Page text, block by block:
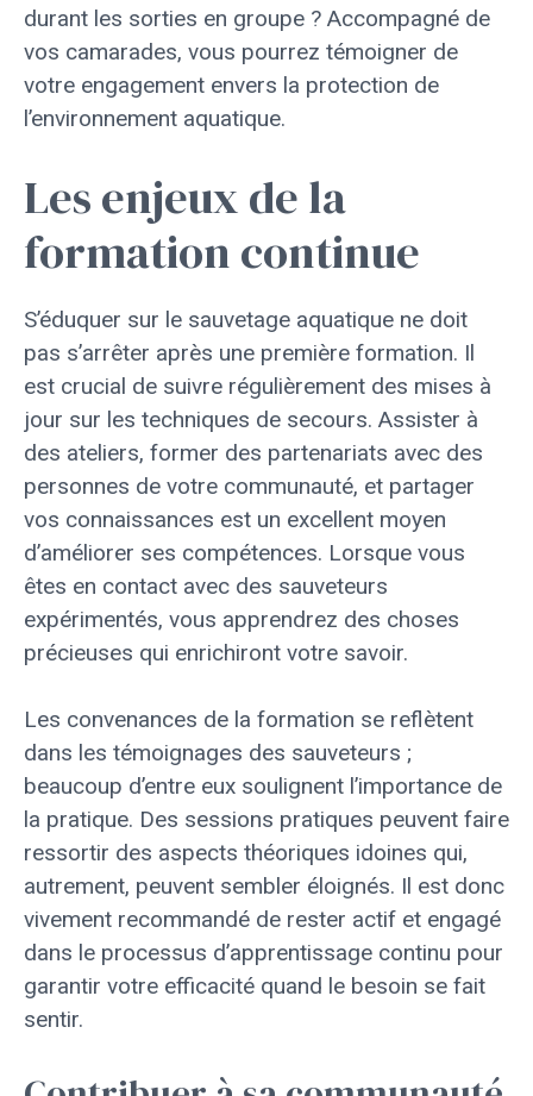
durant les sorties en groupe ? Accompagné de
vos camarades, vous pourrez témoigner de
votre engagement envers la protection de
l’environnement aquatique.
Les enjeux de la
formation continue
S’éduquer sur le sauvetage aquatique ne doit
pas s’arrêter après une première formation. Il
est crucial de suivre régulièrement des mises à
jour sur les techniques de secours. Assister à
des ateliers, former des partenariats avec des
personnes de votre communauté, et partager
vos connaissances est un excellent moyen
d’améliorer ses compétences. Lorsque vous
êtes en contact avec des sauveteurs
expérimentés, vous apprendrez des choses
précieuses qui enrichiront votre savoir.
Les convenances de la formation se reflètent
dans les témoignages des sauveteurs ;
beaucoup d’entre eux soulignent l’importance de
la pratique. Des sessions pratiques peuvent faire
ressortir des aspects théoriques idoines qui,
autrement, peuvent sembler éloignés. Il est donc
vivement recommandé de rester actif et engagé
dans le processus d’apprentissage continu pour
garantir votre efficacité quand le besoin se fait
sentir.